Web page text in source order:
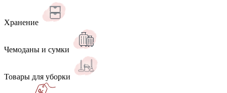
Хранение
Чемоданы и сумки
Товары для уборки